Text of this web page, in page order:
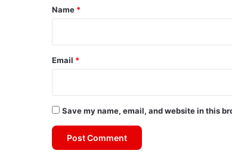
*
Name *
Email *
Save my name, email, and website in this